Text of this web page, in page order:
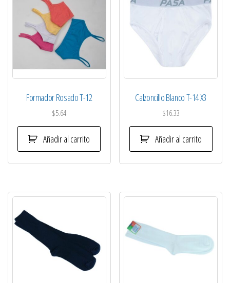
Formador Rosado T-12
$5.64
Añadir al carrito
Calzoncillo Blanco T-14 X3
$16.33
Añadir al carrito